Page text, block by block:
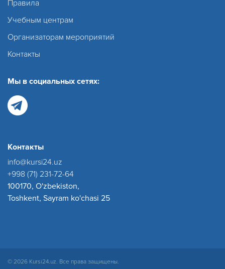
Правила
Учебным центрам
Организаторам мероприятий
Контакты
Мы в социальных сетях:
Контакты
info@kursi24.uz
+998 (71) 231-72-64
100170, O'zbekiston,
Toshkent, Sayram ko'chasi 25
© 2026 Kursi24.uz. Все права защищены.